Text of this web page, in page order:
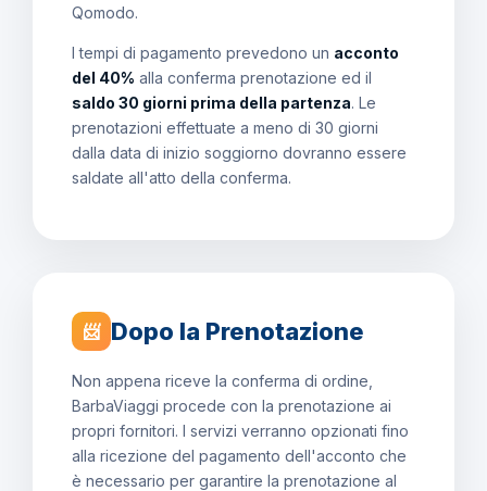
Qomodo.
I tempi di pagamento prevedono un acconto
del 40% alla conferma prenotazione ed il
saldo 30 giorni prima della partenza. Le
prenotazioni effettuate a meno di 30 giorni
dalla data di inizio soggiorno dovranno essere
saldate all'atto della conferma.
📨 Dopo la Prenotazione
Non appena riceve la conferma di ordine,
BarbaViaggi procede con la prenotazione ai
propri fornitori. I servizi verranno opzionati fino
alla ricezione del pagamento dell'acconto che
è necessario per garantire la prenotazione al